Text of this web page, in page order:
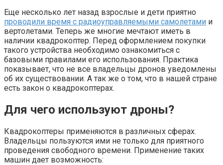
Еще несколько лет назад взрослые и дети приятно
проводили время с радиоуправляемыми самолетами и
вертолетами. Теперь же многие мечтают иметь в
наличии квадрокоптер. Перед оформлением покупки
такого устройства необходимо ознакомиться с
базовыми правилами его использования. Практика
показывает, что не все владельцы дронов уведомлены
об их существовании. А так же о том, что в нашей стране
есть закон о квадрокоптерах.
Для чего используют дроны?
Квадрокоптеры применяются в различных сферах.
Владельцы пользуются ими не только для приятного
проведения свободного времени. Применение таких
машин дает возможность: